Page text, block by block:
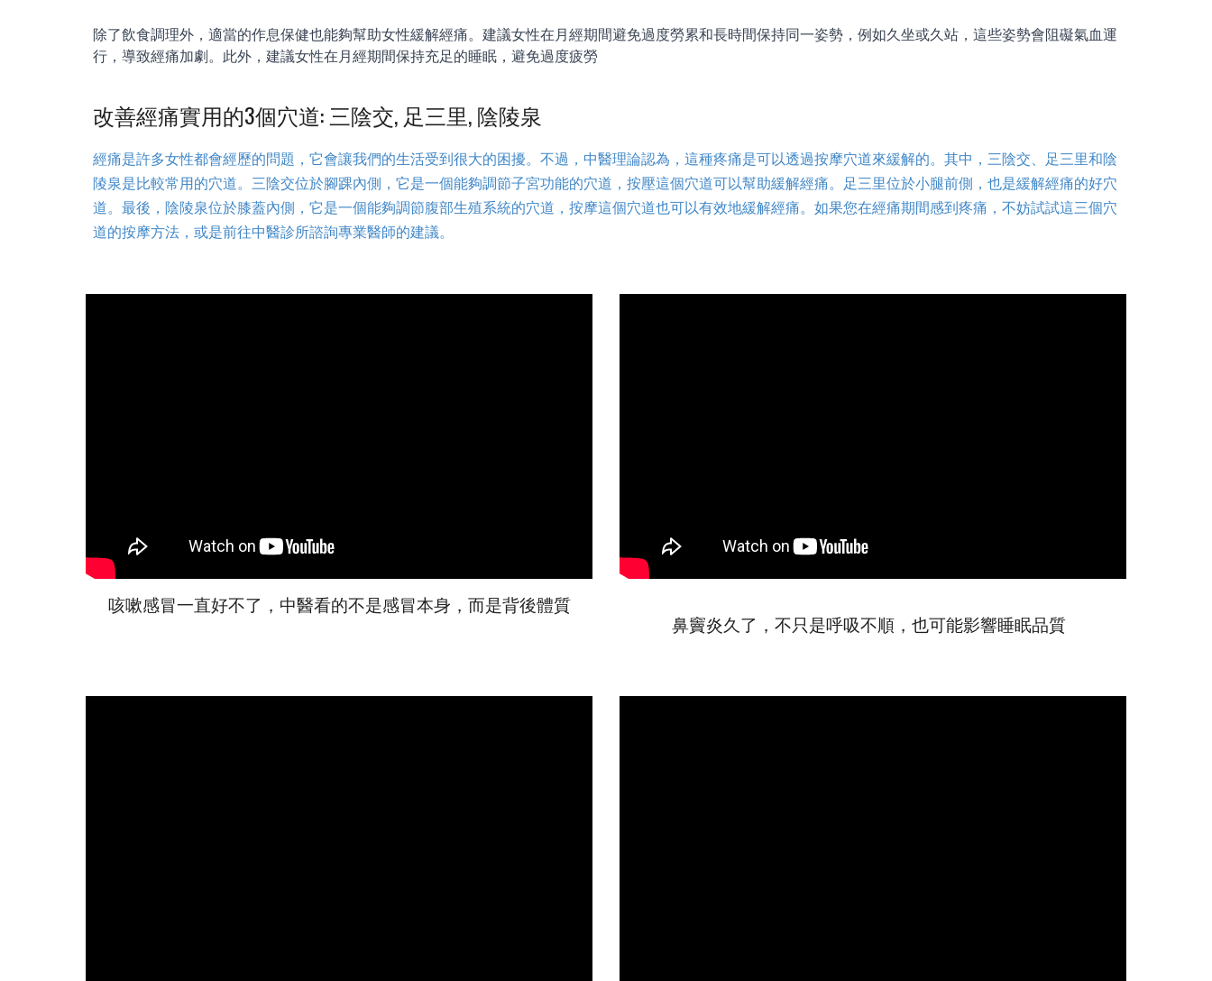
除了飲食調理外，適當的作息保健也能夠幫助女性緩解經痛。建議女性在月經期間避免過度勞累和長時間保持同一姿勢，例如久坐或久站，這些姿勢會阻礙氣血運
行，導致經痛加劇。此外，建議女性在月經期間保持充足的睡眠，避免過度疲勞
改善經痛實用的3個穴道: 三陰交, 足三里, 陰陵泉
經痛是許多女性都會經歷的問題，它會讓我們的生活受到很大的困擾。不過，中醫理論認為，這種疼痛是可以透過按摩穴道來緩解的。其中，三陰交、足三里和陰
陵泉是比較常用的穴道。三陰交位於腳踝內側，它是一個能夠調節子宮功能的穴道，按壓這個穴道可以幫助緩解經痛。足三里位於小腿前側，也是緩解經痛的好穴
道。最後，陰陵泉位於膝蓋內側，它是一個能夠調節腹部生殖系統的穴道，按摩這個穴道也可以有效地緩解經痛。如果您在經痛期間感到疼痛，不妨試試這三個穴
道的按摩方法，或是前往中醫診所諮詢專業醫師的建議。
咳嗽感冒一直好不了，中醫看的不是感冒本身，而是背後體質
鼻竇炎久了，不只是呼吸不順，也可能影響睡眠品質